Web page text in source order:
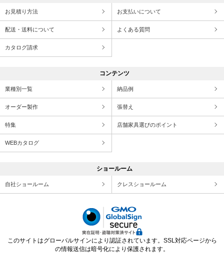
お見積り方法 お支払いについて
配送・送料について よくある質問
カタログ請求
コンテンツ
業種別一覧 納品例
オーダー製作 張替え
特集 店舗家具選びのポイント
WEBカタログ
ショールーム
自社ショールーム クレスショールーム
このサイトはグローバルサインにより認証されています。SSL対応ページから
の情報送信は暗号化により保護されます。